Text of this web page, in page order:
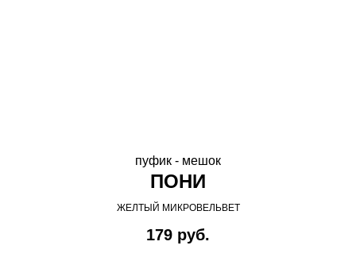
пуфик - мешок
ПОНИ
ЖЕЛТЫЙ МИКРОВЕЛЬВЕТ
179 руб.